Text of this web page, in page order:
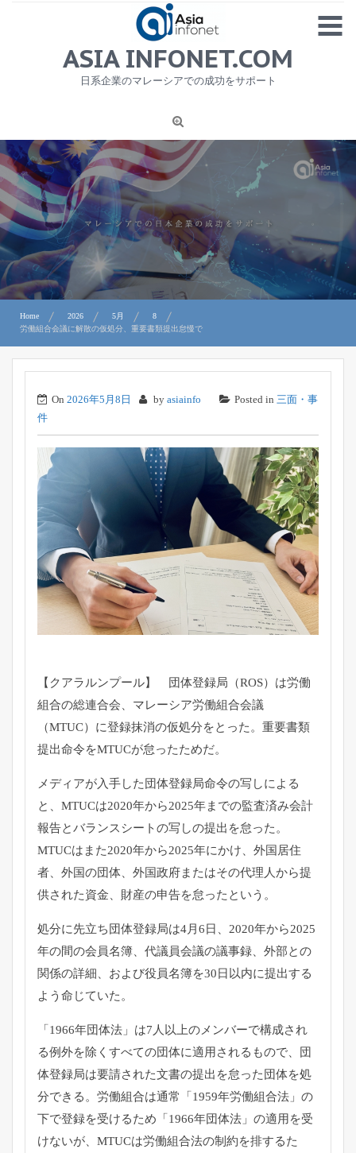
MENU
1
ニュース
労務サービス
プライバシーポリシー及び著作権について
お問合せ
ASIA INFONET.COM
日系企業のマレーシアでの成功をサポート
Home 2026 5月
8
労働組合会議に解散の仮処分、重要書類提出怠慢で
On 2026年5月8日 by asiainfo Posted in 三面・事
件
【クアラルンプール】 団体登録局（ROS）は労働
組合の総連合会、 マレーシア労働組合会議
（MTUC） に登録抹消の仮処分をとった。 重要書類
提出命令をMTUCが怠ったためだ。
メディアが入手した団体登録局命令の写しによる
と、 MTUCは2020年から2025年までの監査済み会計
報告とバランスシートの写しの提出を怠った。
MTUCはまた2020年から2025年にかけ、外国居住
者、 外国の団体、外国政府またはその代理人から提
供された資金、 財産の申告を怠ったという。
処分に先立ち団体登録局は4月6日、 2020年から2025
年の間の会員名簿、代議員会議の議事録、 外部との
関係の詳細、 および役員名簿を30日以内に提出する
よう命じていた。
「1966年団体法」 は7人以上のメンバーで構成され
る例外を除くすべての団体に適用 されるもので、
団
体登録局は要請された文書の提出を怠った団体を処
分できる。 労働組合は通常「1959年労働組合法」 の
下で登録を受けるため「1966年団体法」 の適用を受
けないが、MTUCは労働組合法の制約を排するた